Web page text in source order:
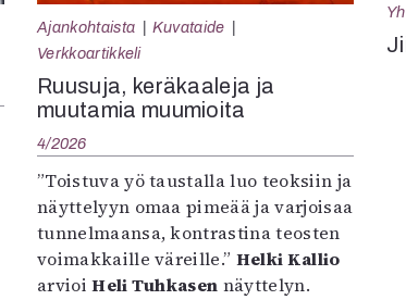
Ajankohtaista
Kuvataide
Verkkoartikkeli
Ruusuja, keräkaaleja ja
muutamia muumioita
4/2026
”Toistuva yö taustalla luo teoksiin ja
näyttelyyn omaa pimeää ja varjoisaa
tunnelmaansa, kontrastina teosten
voimakkaille väreille.” Helki Kallio
arvioiHeli Tuhkasen näyttelyn.